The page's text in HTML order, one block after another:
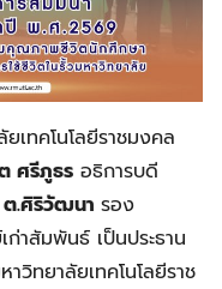
ทคโนโลยีราชมงคล
ศรีภูธร อธิการบดี
ต.ศิริวัฒนา รอง
าสัมพันธ์ เป็นประธาน
วิทยาลัยเทคโนโลยีราช